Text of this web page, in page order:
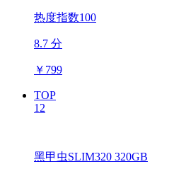
热度指数100
8.7 分
￥ 799
TOP
12
黑甲虫SLIM320 320GB